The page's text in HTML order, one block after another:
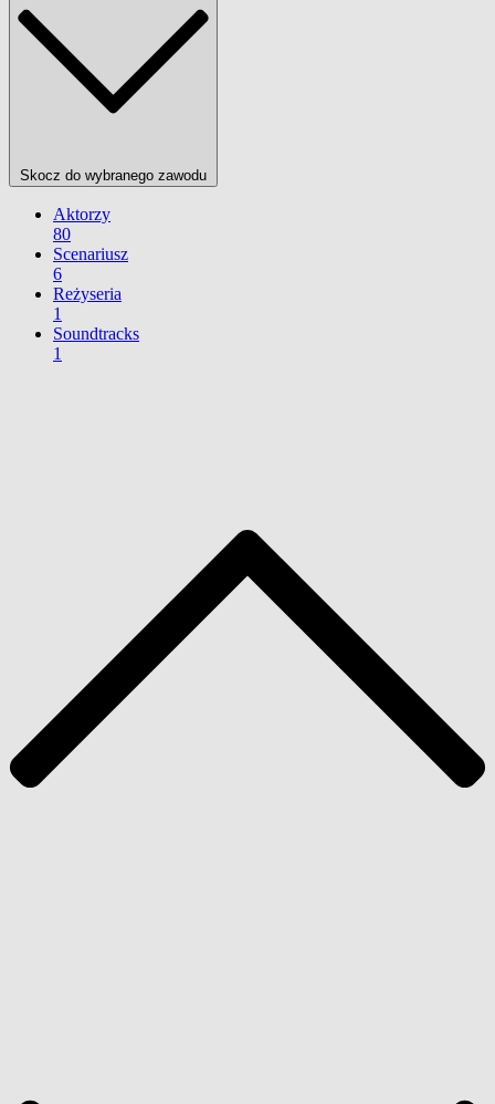
Skocz do wybranego zawodu
Aktorzy
80
Scenariusz
6
Reżyseria
1
Soundtracks
1